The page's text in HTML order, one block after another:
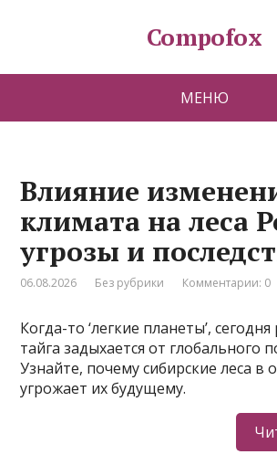
Compofox
МЕНЮ
Влияние
климата на леса
угрозы и
06.08.2026 Без рубрики Комментарии: 0
Когда-то ‘легкие планеты’, сегодня
тайга задыхается от глобального
Узнайте, почему сибирские леса в
угрожает их будущему.